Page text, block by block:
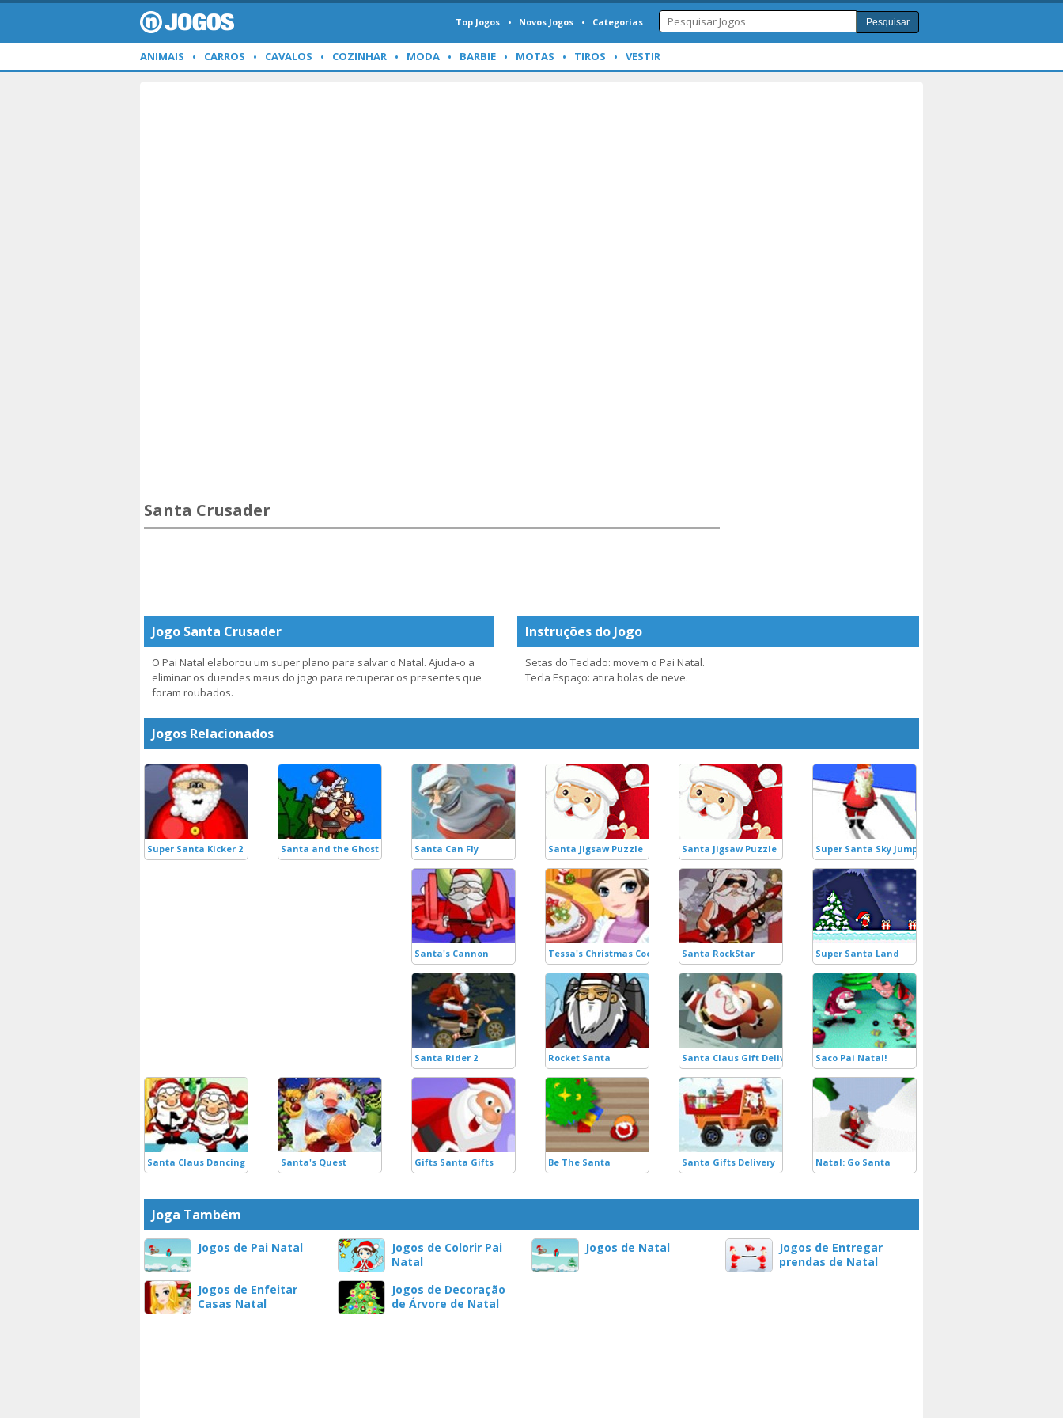
Top Jogos Novos Jogos Categorias Pesquisar
ANIMAIS CARROS CAVALOS COZINHAR MODA BARBIE MOTAS TIROS VESTIR
Santa Crusader
Jogo Santa Crusader
O Pai Natal elaborou um super plano para salvar o Natal. Ajuda-o a
eliminar os duendes maus do jogo para recuperar os presentes que
foram roubados.
Instruções do Jogo
Setas do Teclado: movem o Pai Natal.
Tecla Espaço: atira bolas de neve.
Jogos Relacionados
Super Santa Kicker 2 Santa and the Ghost of Christmas Presents
Santa Can Fly Santa Jigsaw Puzzle Santa Jigsaw Puzzle Super Santa Sky Jump
Santa's Cannon Tessa's Christmas Cookies Santa RockStar Super Santa Land
Santa Rider 2 Rocket Santa Santa Claus Gift Delivery Saco Pai Natal!
Santa Claus Dancing Santa's Quest Gifts Santa Gifts Be The Santa Santa Gifts Delivery Natal: Go Santa
Joga Também
Jogos de Pai Natal
Jogos de Colorir Pai
Natal
Jogos de Natal
Jogos de Entregar
prendas de Natal
Jogos de Enfeitar
Casas Natal
Jogos de Decoração
de Árvore de Natal